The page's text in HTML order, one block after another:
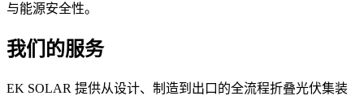
与能源安全性。
我们的服务
EK SOLAR 提供从设计、制造到出口的全流程折叠光伏集装